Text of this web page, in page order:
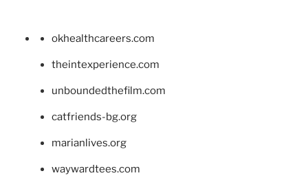
okhealthcareers.com
theintexperience.com
unboundedthefilm.com
catfriends-bg.org
marianlives.org
waywardtees.com